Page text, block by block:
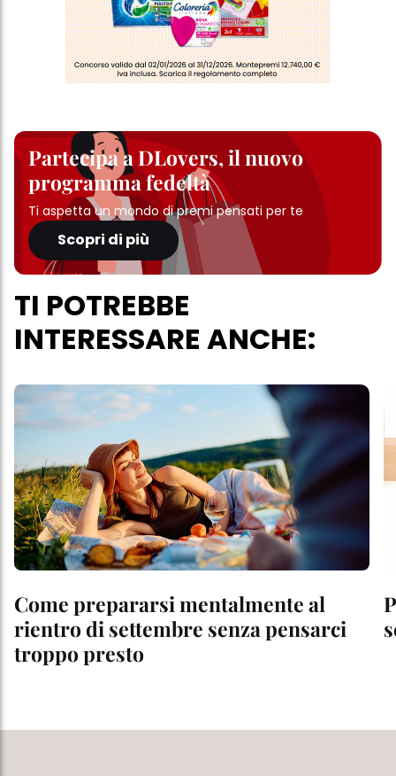
Partecipa a DLovers, il nuovo
programma fedeltà
Ti aspetta un mondo di premi pensati per te
Scopri di più
TI POTREBBE
INTERESSARE ANCHE:
Come prepararsi mentalmente al
rientro di settembre senza pensarci
troppo presto